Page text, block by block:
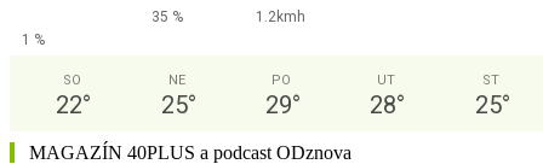
35 %
1.2kmh
1 %
SO
22°
NE
25°
PO
29°
UT
28°
ST
25°
MAGAZÍN 40PLUS a podcast ODznova